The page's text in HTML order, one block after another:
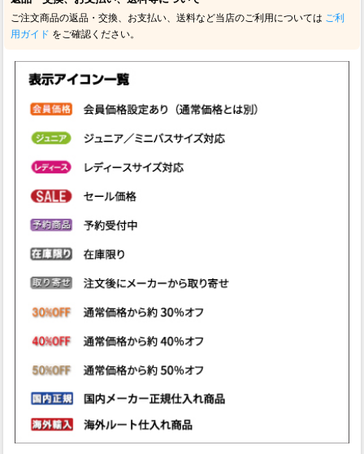
ご注文商品の返品・交換、お支払い、送料など当店のご利用については ご利
用ガイド をご確認ください。